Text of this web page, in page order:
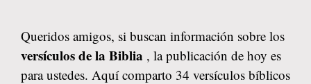
Queridos amigos, si buscan información sobre los
versículos de la Biblia , la publicación de hoy es
para ustedes. Aquí comparto 34 versículos bíblicos